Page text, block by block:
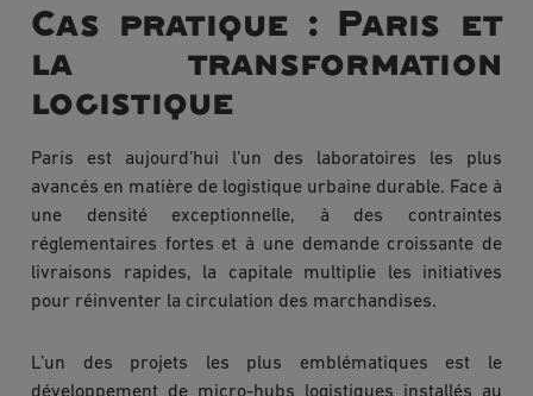
Cas pratique : Paris et
la transformation
logistique
Paris est aujourd’hui l’un des laboratoires les plus
avancés en matière de logistique urbaine durable. Face à
une densité exceptionnelle, à des contraintes
réglementaires fortes et à une demande croissante de
livraisons rapides, la capitale multiplie les initiatives
pour réinventer la circulation des marchandises.
L’un des projets les plus emblématiques est le